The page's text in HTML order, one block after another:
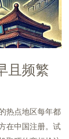
且频繁
热点地区每年都
在中国注册。试